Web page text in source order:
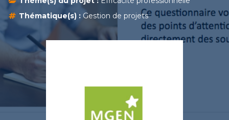
Thématique(s) : Gestion de projets